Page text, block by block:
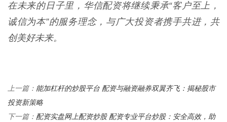
在未来的日子里，华信配资将继续秉承“客户至上，
诚信为本”的服务理念，与广大投资者携手共进，共
创美好未来。
上一篇： 能加杠杆的炒股平台 配资与融资融券双翼齐飞：揭秘股市
投资新策略
下一篇： 配资实盘网上配资炒股 配资专业平台炒股：安全高效，助